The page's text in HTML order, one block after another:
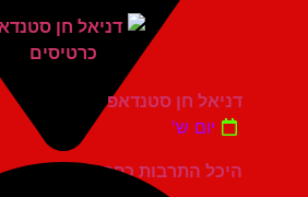
היכל התרבות כפר סבא
דניאל חן סטנדאפ
יום ש'